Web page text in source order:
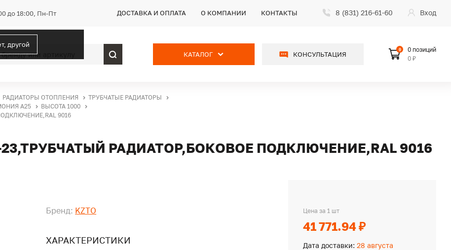
до 18:00, Пн-Пт
другой
ДОСТАВКА И ОПЛАТА О КОМПАНИИ КОНТАКТЫ 8 (831) 216-61-60 Вход
КАТАЛОГ КОНСУЛЬТАЦИЯ
0
0 позиций
0 ₽
РАДИАТОРЫ ОТОПЛЕНИЯ
ТРУБЧАТЫЕ РАДИАТОРЫ
А25
ВЫСОТА 1000
9016
23,ТРУБЧАТЫЙ РАДИАТОР,БОКОВОЕ ПОДКЛЮЧЕНИЕ,RAL 9016
Бренд: KZTO
ХАРАКТЕРИСТИКИ
Цена за 1 шт
41 771.94 ₽
Дата доставки: 28 августа